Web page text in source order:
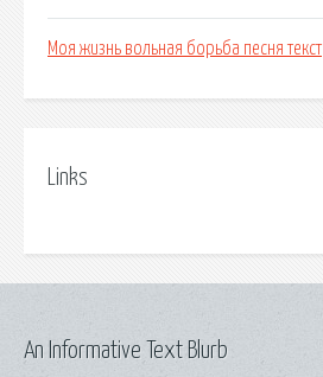
Моя жизнь вольная борьба песня текст
Links
An Informative Text Blurb